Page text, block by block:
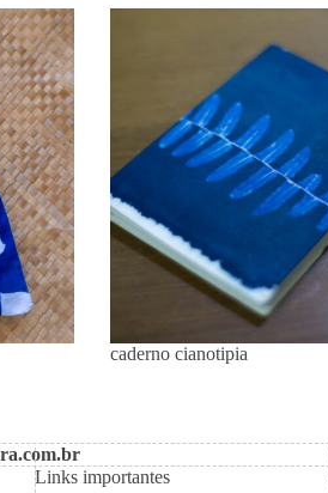
caderno cianotipia
Links importantes